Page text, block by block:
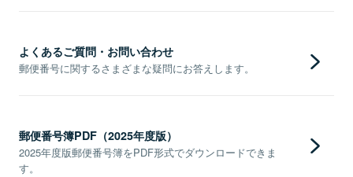
よくあるご質問・お問い合わせ
郵便番号に関するさまざまな疑問にお答えします。
郵便番号簿PDF（2025年度版）
2025年度版郵便番号簿をPDF形式でダウンロードできま
す。